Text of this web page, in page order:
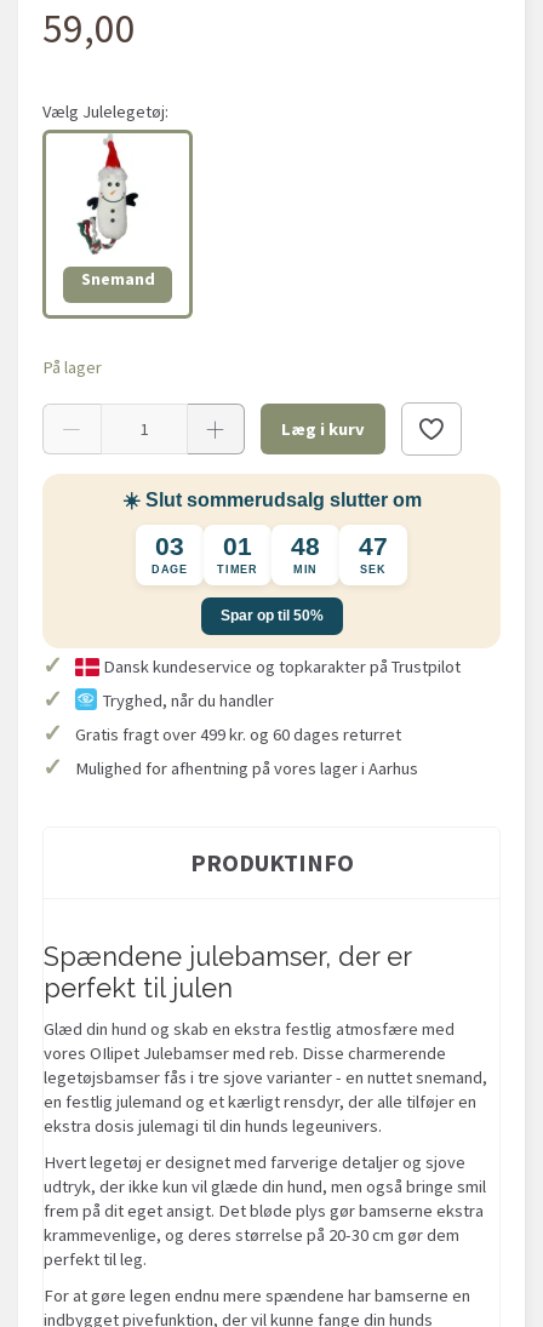
59,00
Vælg Julelegetøj:
Snemand
På lager
Læg i kurv
☀️ Slut sommerudsalg slutter om
03
DAGE
01
TIMER
48
MIN
46
SEK
Spar op til 50%
✓ Dansk kundeservice og topkarakter på Trustpilot
✓ Tryghed, når du handler
✓ Gratis fragt over 499 kr. og 60 dages returret
✓ Mulighed for afhentning på vores lager i Aarhus
PRODUKTINFO
Spændene julebamser, der er
perfekt til julen
Glæd din hund og skab en ekstra festlig atmosfære med
vores OIlipet Julebamser med reb. Disse charmerende
legetøjsbamser fås i tre sjove varianter - en nuttet snemand,
en festlig julemand og et kærligt rensdyr, der alle tilføjer en
ekstra dosis julemagi til din hunds legeunivers.
Hvert legetøj er designet med farverige detaljer og sjove
udtryk, der ikke kun vil glæde din hund, men også bringe smil
frem på dit eget ansigt. Det bløde plys gør bamserne ekstra
krammevenlige, og deres størrelse på 20-30 cm gør dem
perfekt til leg.
For at gøre legen endnu mere spændene har bamserne en
indbygget pivefunktion, der vil kunne fange din hunds